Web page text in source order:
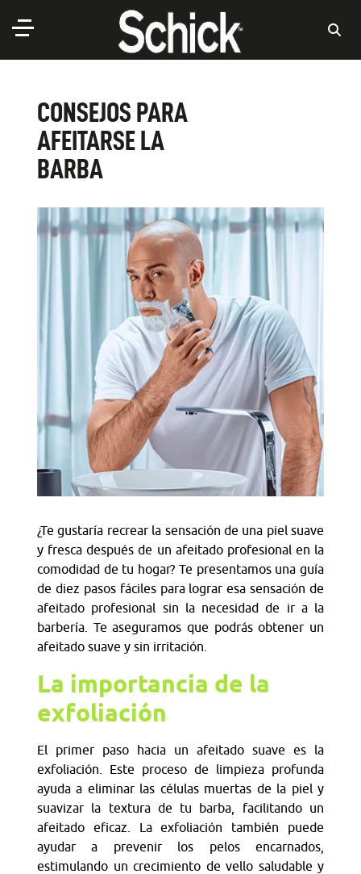
CONSEJOS PARA
AFEITARSE LA
BARBA
¿Te gustaría recrear la sensación de una piel suave
y fresca después de un afeitado profesional en la
comodidad de tu hogar? Te presentamos una guía
de diez pasos fáciles para lograr esa sensación de
afeitado profesional sin la necesidad de ir a la
barbería. Te aseguramos que podrás obtener un
afeitado suave y sin irritación.
La importancia de la
exfoliación
El primer paso hacia un afeitado suave es la
exfoliación. Este proceso de limpieza profunda
ayuda a eliminar las células muertas de la piel y
suavizar la textura de tu barba, facilitando un
afeitado eficaz. La exfoliación también puede
ayudar a prevenir los pelos encarnados,
estimulando un crecimiento de vello saludable y